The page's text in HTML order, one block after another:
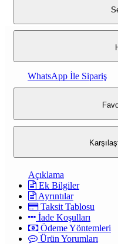
WhatsApp İle Sipariş
Açıklama
Ek Bilgiler
Ayrıntılar
Taksit Tablosu
İade Koşulları
Ödeme Yöntemleri
Ürün Yorumları